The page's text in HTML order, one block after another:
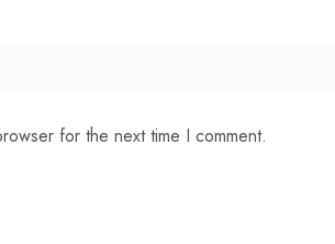
for the next time I comment.